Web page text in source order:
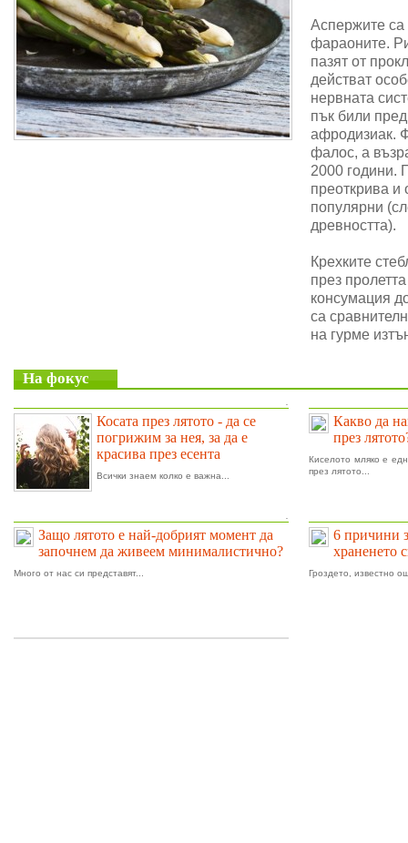
Аспержите
фараоните.
пазят от
действат
нервната
пък били
афродизиак.
фалос, а
2000 години.
преоткрива и
популярни
древността).
Крехките
през
консумация
са
на гурме
На фокус
Косата през лятото - да се
погрижим за нея, за да е
красива през есента
Всички знаем колко е важна...
Какво да
през
Киселото мляко е
през лятото...
Защо лятото е най-добрият момент да
започнем да живеем минималистично?
Много от нас си представят...
6 причини
храненето
Гроздето, известно